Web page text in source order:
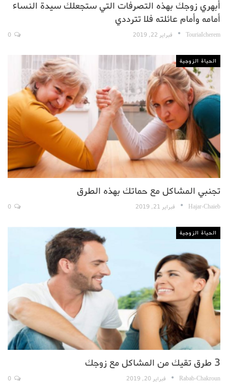
أبهري زوجك بهذه التصرفات التي ستجعلك سيدة النساء
أمامه وأمام عائلته فلا تترددي
TouriaIcherem فبراير 22, 2019
الحياة الزوجية
تجنبي المشاكل مع حماتك بهذه الطرق
Hajar-Chaieb فبراير 21, 2019
الحياة الزوجية
3 طرق تقيك من المشاكل مع زوجك
Rabab-Chakroun فبراير 20, 2019